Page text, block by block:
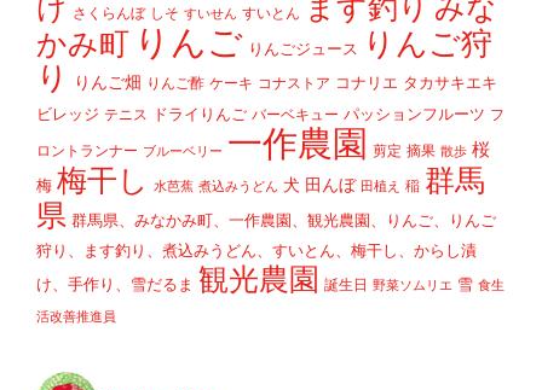
け さくらんぼ しそ すいせん すいとん ます釣り みな
かみ町
りんご りんごジュース
りんご狩
り
りんご畑 りんご酢 ケーキ コナストア コナリエ タカサキエキ
ビレッジ テニス ドライりんご バーベキュー パッションフルーツ フ
ロントランナー ブルーベリー 一作農園 剪定 摘果 散歩 桜
梅 梅干し 水芭蕉 煮込みうどん 犬 田んぼ 田植え 稲 群馬
県 群馬県、みなかみ町、一作農園、観光農園、りんご、りんご
狩り、ます釣り、煮込みうどん、すいとん、梅干し、からし漬
け、手作り、雪だるま 観光農園 誕生日 野菜ソムリエ 雪 食生
活改善推進員